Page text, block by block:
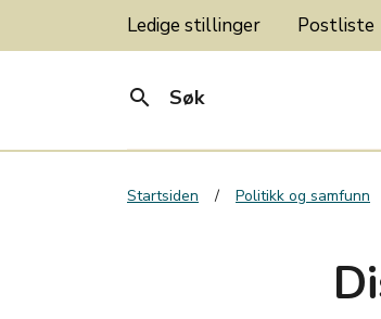
Ledige stillinger Postliste
search Søk
Startsiden Politikk og samfunn